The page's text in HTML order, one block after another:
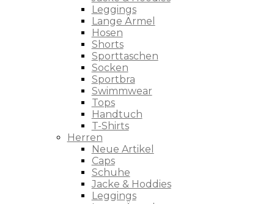
Leggings
Lange Ärmel
Hosen
Shorts
Sporttaschen
Socken
Sportbra
Swimmwear
Tops
Handtuch
T-Shirts
Herren
Neue Artikel
Caps
Schuhe
Jacke & Hoddies
Leggings